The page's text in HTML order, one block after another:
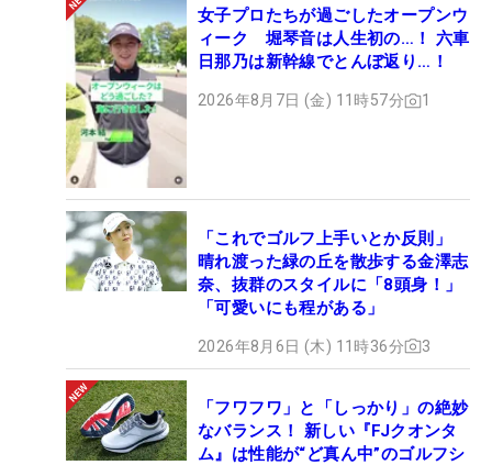
女子プロたちが過ごしたオープンウ
ィーク 堀琴音は人生初の…！ 六車
日那乃は新幹線でとんぼ返り…！
2026年8月7日 (金) 11時57分 1
「これでゴルフ上手いとか反則」
晴れ渡った緑の丘を散歩する金澤志
奈、抜群のスタイルに「8頭身！」
「可愛いにも程がある」
2026年8月6日 (木) 11時36分 3
「フワフワ」と「しっかり」の絶妙
なバランス！ 新しい『FJクオンタ
ム』は性能が“ど真ん中”のゴルフシ